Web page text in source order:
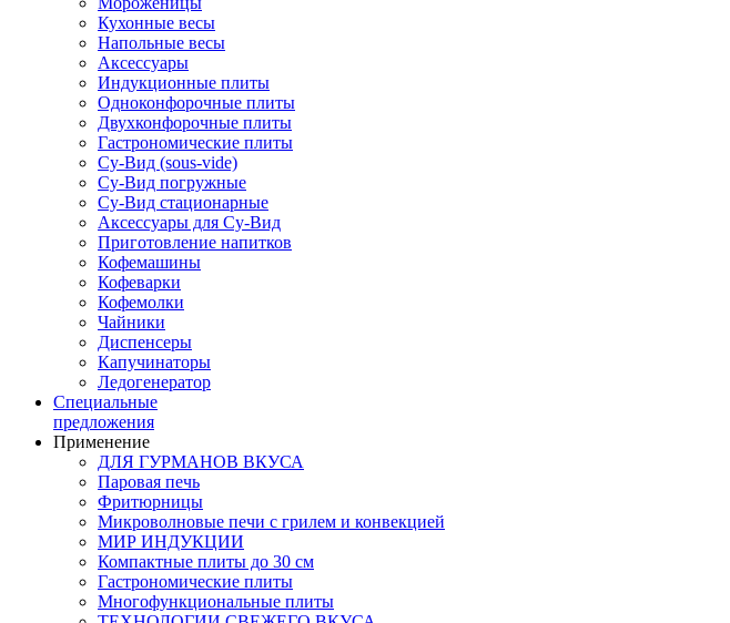
Кухонные весы
Напольные весы
Аксессуары
Индукционные плиты
Одноконфорочные плиты
Двухконфорочные плиты
Гастрономические плиты
Су-Вид (sous-vide)
Су-Вид погружные
Су-Вид стационарные
Аксессуары для Су-Вид
Приготовление напитков
Кофемашины
Кофеварки
Кофемолки
Чайники
Диспенсеры
Капучинаторы
Ледогенератор
Специальные
предложения
Применение
ДЛЯ ГУРМАНОВ ВКУСА
Паровая печь
Фритюрницы
Микроволновые печи с грилем и конвекцией
МИР ИНДУКЦИИ
Компактные плиты до 30 см
Гастрономические плиты
Многофункциональные плиты